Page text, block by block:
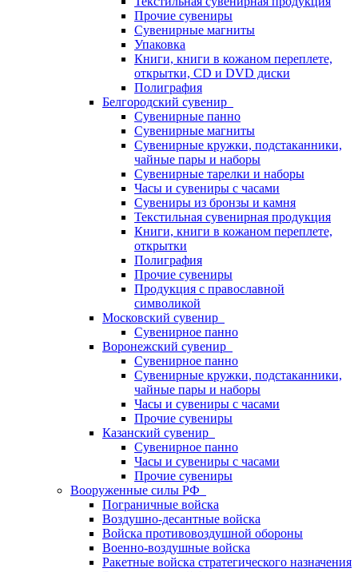
Прочие сувениры
Сувенирные магниты
Упаковка
Книги, книги в кожаном переплете,
открытки, CD и DVD диски
Полиграфия
Белгородский сувенир
Сувенирные панно
Сувенирные магниты
Сувенирные кружки, подстаканники,
чайные пары и наборы
Сувенирные тарелки и наборы
Часы и сувениры с часами
Сувениры из бронзы и камня
Текстильная сувенирная продукция
Книги, книги в кожаном переплете,
открытки
Полиграфия
Прочие сувениры
Продукция с православной
символикой
Московский сувенир
Сувенирное панно
Воронежский сувенир
Сувенирное панно
Сувенирные кружки, подстаканники,
чайные пары и наборы
Часы и сувениры с часами
Прочие сувениры
Казанский сувенир
Сувенирное панно
Часы и сувениры с часами
Прочие сувениры
Вооруженные силы РФ
Пограничные войска
Воздушно-десантные войска
Войска противовоздушной обороны
Военно-воздушные войска
Ракетные войска стратегического назначения